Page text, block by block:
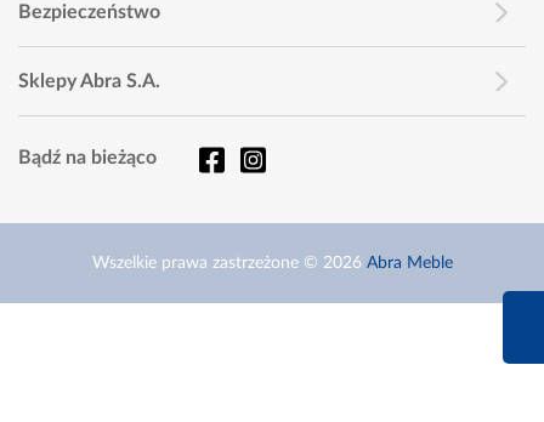
Bezpieczeństwo
Sklepy Abra S.A.
Bądź na bieżąco
Wszelkie prawa zastrzeżone © 2026 Abra Meble